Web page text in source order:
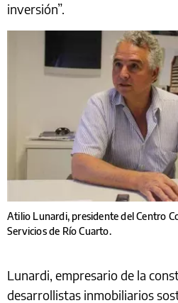
inversión”.
Atilio Lunardi, presidente del Centro
Servicios de Río Cuarto.
Lunardi, empresario de la
desarrollistas inmobiliarios